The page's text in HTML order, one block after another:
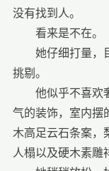
没有找到人。
看来是不在。
她仔细打量，
挑剔。
他似乎不喜欢
气的装饰，室内摆
木高足云石条案，
人榻以及硬木素